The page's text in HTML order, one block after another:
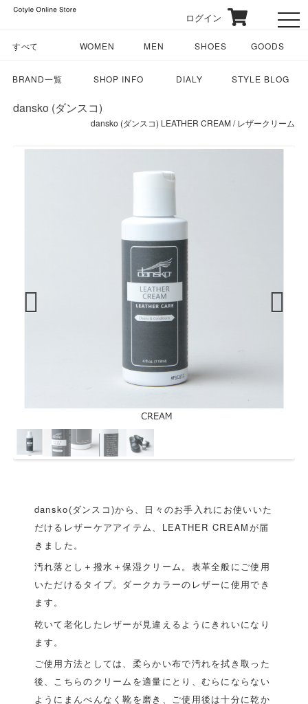
ログイン
すべて WOMEN MEN SHOES GOODS
BRAND一覧 SHOP INFO DIALY STYLE BLOG
dansko (ダンスコ)
dansko (ダンスコ) LEATHER CREAM / レザークリーム
dansko(ダンスコ)から、日々のお手入れにお使いいた
だけるレザーケアアイテム、LEATHER CREAMが届
きました。
汚れ落とし＋撥水＋保湿クリーム。表革全般にご使用
いただけるタイプ。ダークカラーのレザーに使用でき
ます。
乾いて老化したレザーが見違えるようにきれいになり
ます。
ご使用方法としては、柔らかい布で汚れを拭き取った
後、こちらのクリームを適量にとり、むらにならない
ようにまんべんなく靴を磨き、ご使用後は十分に乾か